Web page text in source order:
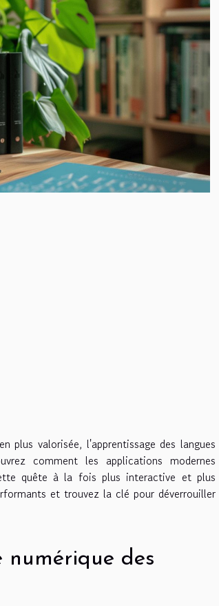
plus valorisée, l'apprentissage des langues
comment les applications modernes
quête à la fois plus interactive et plus
et trouvez la clé pour déverrouiller
numérique des